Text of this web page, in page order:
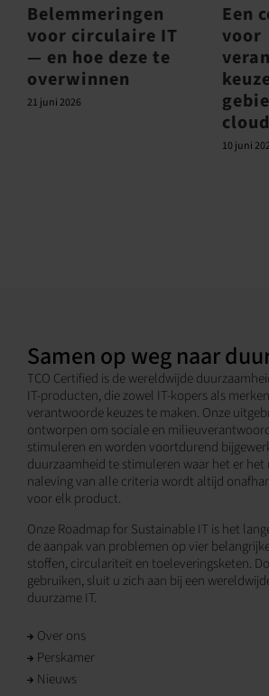
Belemmeringen
voor circulaire IT
— en hoe deze te
overwinnen
21 juni 2026
Een
voor
10 juni
Samen op weg naar
TCO Certified is de wereldwijde
IT-producten, die zowel IT-kopers als
verantwoorde keuzes te maken. Onze
ontworpen om sociale en
stimuleren en worden voortdurend
duurzaamheid te stimuleren waar het er het
naleving van alle criteria wordt altijd
voor elk product.
Onze Roadmap for Sustainable IT is het
de aanpak van problemen op vier
stoffen, circulariteit en toeleveringsketen.
gebruiken, sluit u zich aan bij een
duurzame IT.
Over ons
Perskamer
Nieuws